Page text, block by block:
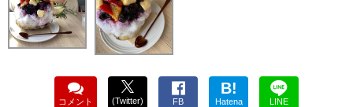
コメント (Twitter) FB
B!
Hatena LINE